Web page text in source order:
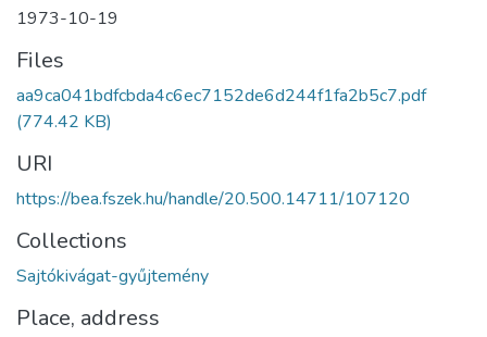
1973-10-19
Files
aa9ca041bdfcbda4c6ec7152de6d244f1fa2b5c7.pdf
(774.42 KB)
URI
https://bea.fszek.hu/handle/20.500.14711/107120
Collections
Sajtókivágat-gyűjtemény
Place, address